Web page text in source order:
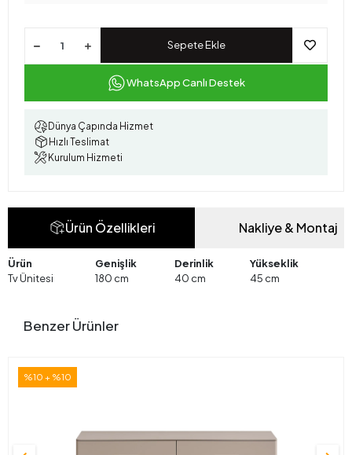
Sepete Ekle
WhatsApp Canlı Destek
Dünya Çapında Hizmet
Hızlı Teslimat
Kurulum Hizmeti
Ürün Özellikleri Nakliye & Montaj
Ürün Genişlik Derinlik
Yükseklik
Tv Ünitesi
180 cm 40 cm 45 cm
Benzer Ürünler
%10 + %10